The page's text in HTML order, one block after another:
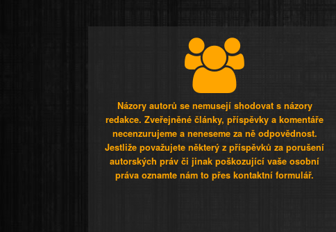
Názory autorů se nemusejí shodovat s názory
redakce. Zveřejněné články, příspěvky a komentáře
necenzurujeme a neneseme za ně odpovědnost.
Jestliže považujete některý z příspěvků za porušení
autorských práv či jinak poškozující vaše osobní
práva oznamte nám to přes kontaktní formulář.